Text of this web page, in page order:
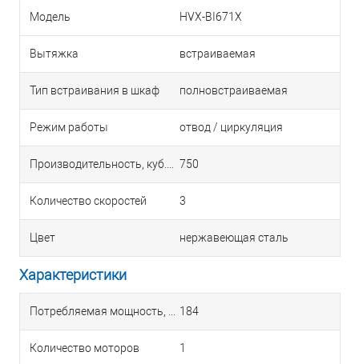
Модель HVX-BI671X
Вытяжка встраиваемая
Тип встраивания в шкаф полновстраиваемая
Режим работы отвод / циркуляция
750
Количество скоростей 3
Цвет нержавеющая сталь
Характеристики
184
Количество моторов 1